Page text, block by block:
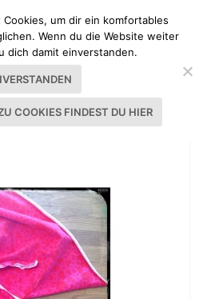
VON PULSINCHEN
um dir ein komfortables
Wenn du die Website weiter
dich damit einverstanden.
COOKIES FINDEST DU HIER